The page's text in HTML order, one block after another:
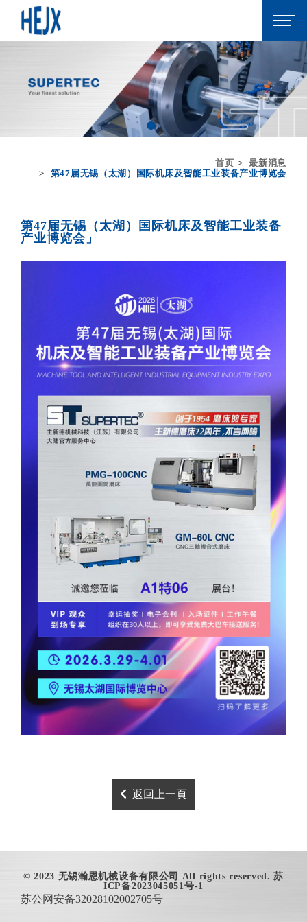
首页
最新消息
第47届无锡（太湖）国际机床及智能工业装备产业博览会
第47届无锡（太湖）国际机床及智能工业装备
产业博览会」
返回上一頁
© 2023 无锡瀚恩机械设备有限公司 All rights reserved. 苏
ICP备2023045051号-1
苏公网安备32028102002705号